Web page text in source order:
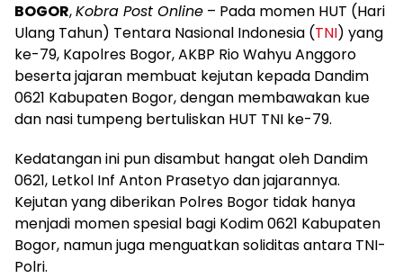
BOGOR,Kobra Post Online – Pada momen HUT (Hari
Ulang Tahun) Tentara Nasional Indonesia (TNI) yang
ke-79, Kapolres Bogor, AKBP Rio Wahyu Anggoro
beserta jajaran membuat kejutan kepada Dandim
0621 Kabupaten Bogor, dengan membawakan kue
dan nasi tumpeng bertuliskan HUT TNI ke-79.
Kedatangan ini pun disambut hangat oleh Dandim
0621, Letkol Inf Anton Prasetyo dan jajarannya.
Kejutan yang diberikan Polres Bogor tidak hanya
menjadi momen spesial bagi Kodim 0621 Kabupaten
Bogor, namun juga menguatkan soliditas antara TNI-
Polri.